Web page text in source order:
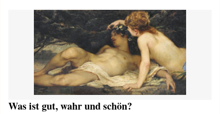
Was ist gut, wahr und schön?